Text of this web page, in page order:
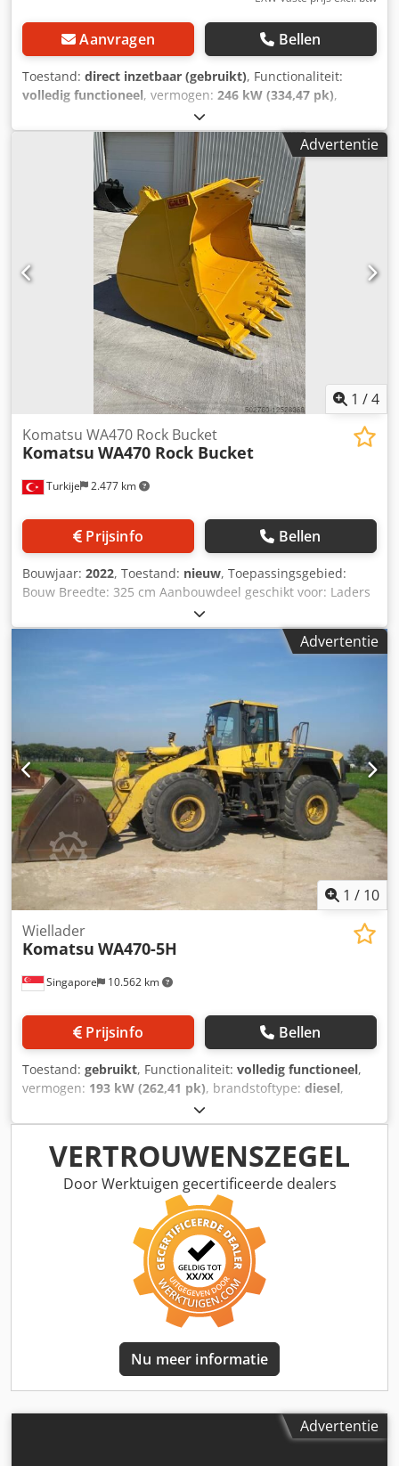
Aanvragen Bellen
Toestand: direct inzetbaar (gebruikt), Functionaliteit:
volledig functioneel, vermogen: 246 kW (334,47 pk),
, Bouwjaar:
16.300 h, machine-/voertuignummer:
KMTP0087T02020305
, Komatsu PC450 model 2005, 16.300
uur, 27 meter giekarm € 195.000 (3 giekdelen en schaar
zijn nieuw) Productiedatum van de giekarm en schaar:
2024 De machine is gereviseerd door een erkende
Komatsu-servicedienst. Deze machine is betrouwbaar in
gebruik in conflict- en oorlogsgebieden. Omdat alle
onderhoudswerkzaamheden recent zijn uitgevoerd, zijn er
geen extra inspanningen nodig op de slooplocatie.
Djdpfxev Enwpj Agmewa
Advertentie
1 /4
Turkije 2.477 km
Komatsu WA470 Rock Bucket
Komatsu WA470 Rock Bucket
Prijsinfo Bellen
Bouwjaar: 2022, Toestand: nieuw, Toepassingsgebied:
Bouw Breedte: 325 cm Aanbouwdeel geschikt voor: Laders
Garantie: 12 maanden Verkoopprijs: € 13.000, US$ 13.770
Djdpfsn Tm Dujx Agmewa
Advertentie
1 / 10
Singapore 10.562 km
Wiellader
Komatsu WA470-5H
Prijsinfo Bellen
Toestand: gebruikt, Functionaliteit: volledig functioneel,
vermogen: 193 kW (262,41 pk), brandstoftype: diesel,
, bedrijfsklaar gewicht:
bandenconditie:70 %, Bouwjaar:2002,
machine-/voertuignummer: 50561 , Product Beschrijving
Dwsdpsum N Tqjfx Agmea Gebruikte wielladermachines
Gefabriceerd door Komatsu model WA470-5H wiellader
Werkt op dieselmotor Machine verkocht in deze staat
Neem contact op met VIJAY JPN Industrial Trading Pte Ltd
13A pandan crescent, Singapore 128478
VERTROUWENSZEGEL
Door Werktuigen gecertificeerde dealers
Nu meer informatie
Advertentie